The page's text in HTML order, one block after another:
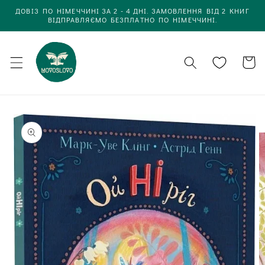
до
вмісту
ДОВІЗ ПО НІМЕЧЧИНІ ЗА 2 - 4 ДНІ. ЗАМОВЛЕННЯ ВІД 2 КНИГ
ВІДПРАВЛЯЄМО БЕЗПЛАТНО ПО НІМЕЧЧИНІ.
Кошик
Одразу до
інформації
про товар